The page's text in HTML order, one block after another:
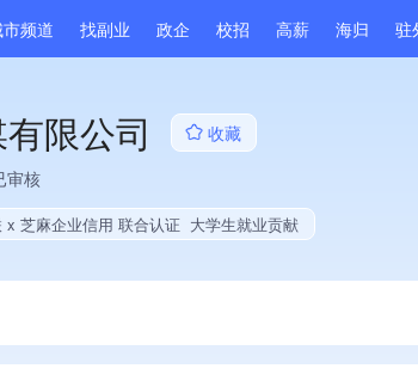
频道 找副业 政企 校招 高薪 海归 驻
限公司
收藏
审核
x 芝麻企业信用 联合认证 大学生就业贡献